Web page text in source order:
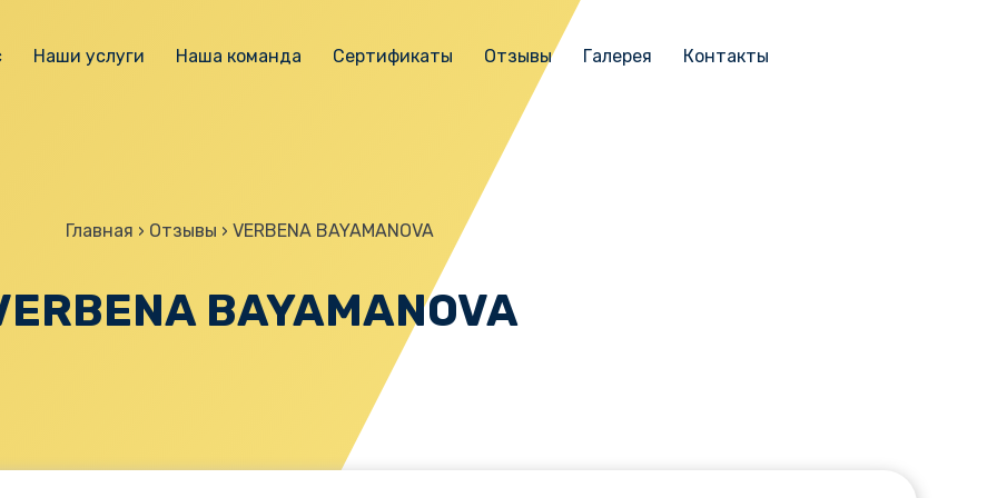
Наши услуги Наша команда Сертификаты Отзывы Галерея Контакты
Главная › Отзывы › VERBENA BAYAMANOVA
BAYAMANOVA